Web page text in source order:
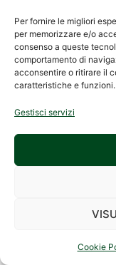
Per fornire le migliori
per memorizzare e/o
consenso a queste
comportamento di
acconsentire o ritirare il
caratteristiche e funzioni.
Gestisci servizi
Cookie
2026 ©
– 42027
Emilia